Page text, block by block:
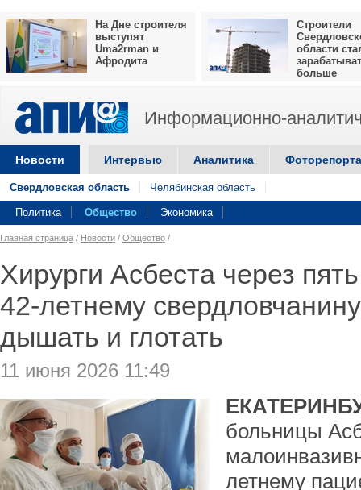
На Дне строителя
выступят
Uma2rman и
Афродита
Строители
области
больше
Информационно-
Новости Интервью Аналитика
Свердловская область Челябинская область
Политика Общество Экономика
Главная страница / Новости / Общество /
Хирурги Асбеста через
42-летнему
дышать и глотать
11 июня 2026 11:49
больницы
летнему